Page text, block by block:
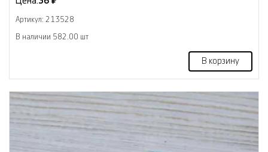
Артикул: 213528
В наличии 582.00 шт
В корзину